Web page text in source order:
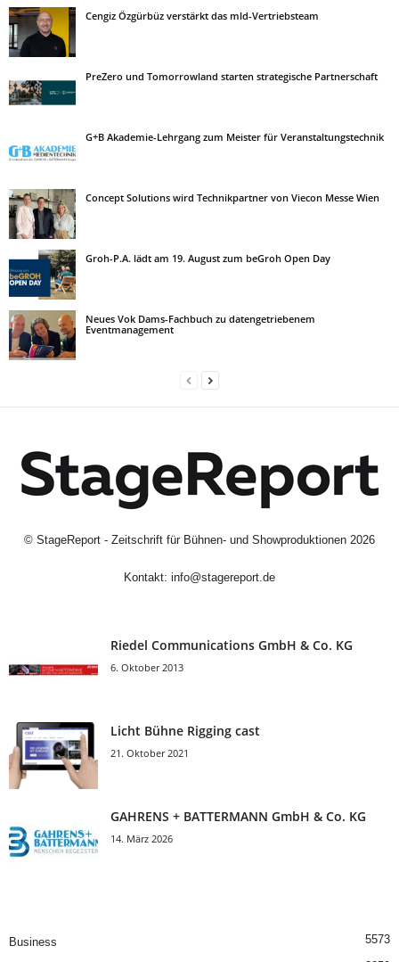
Cengiz Özgürbüz verstärkt das mld-Vertriebsteam
PreZero und Tomorrowland starten strategische Partnerschaft
G+B Akademie-Lehrgang zum Meister für Veranstaltungstechnik
Concept Solutions wird Technikpartner von Viecon Messe Wien
Groh-P.A. lädt am 19. August zum beGroh Open Day
Neues Vok Dams-Fachbuch zu datengetriebenem
Eventmanagement
© StageReport - Zeitschrift für Bühnen- und Showproduktionen 2026
Kontakt: info@stagereport.de
Riedel Communica­tions GmbH & Co. KG
6. Oktober 2013
Licht Bühne Rigging cast
21. Oktober 2021
GAHRENS + BATTERMANN GmbH & Co. KG
14. März 2026
Business
5573